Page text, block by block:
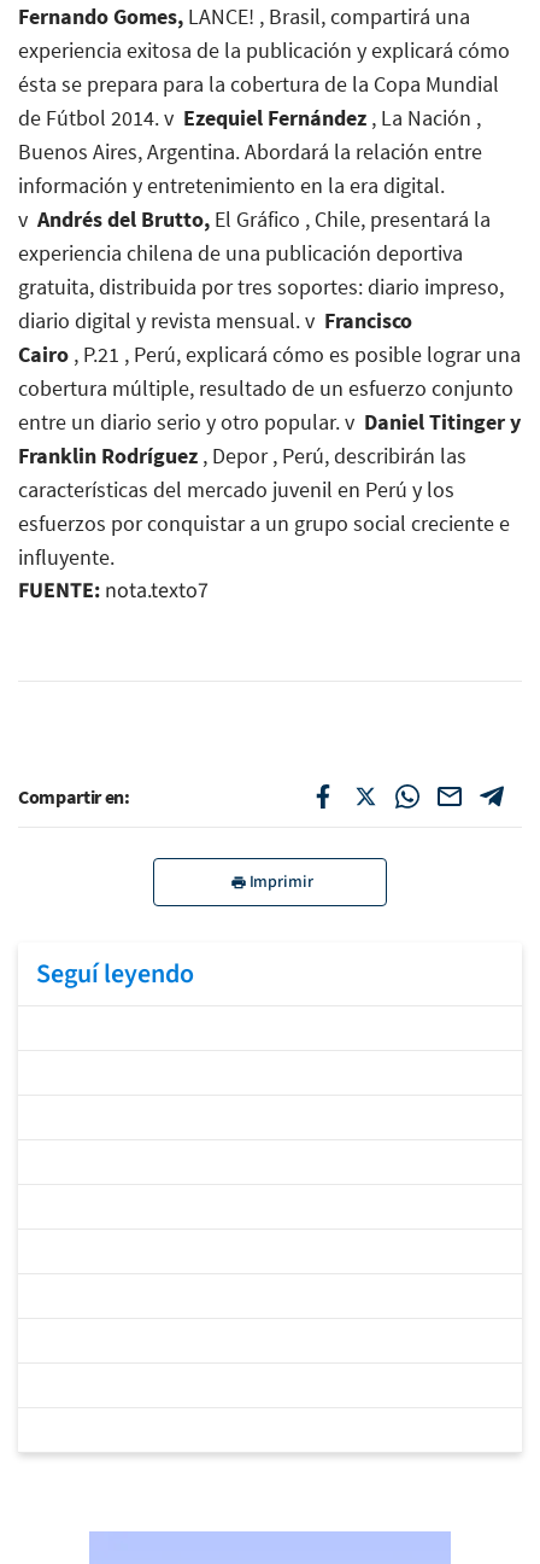
Fernando Gomes, LANCE! , Brasil, compartirá una
experiencia exitosa de la publicación y explicará cómo
ésta se prepara para la cobertura de la Copa Mundial
de Fútbol 2014. v Ezequiel Fernández , La Nación ,
Buenos Aires, Argentina. Abordará la relación entre
información y entretenimiento en la era digital.
v Andrés del Brutto, El Gráfico , Chile, presentará la
experiencia chilena de una publicación deportiva
gratuita, distribuida por tres soportes: diario impreso,
diario digital y revista mensual. v Francisco
Cairo , P.21 , Perú, explicará cómo es posible lograr una
cobertura múltiple, resultado de un esfuerzo conjunto
entre un diario serio y otro popular. v Daniel Titinger y
Franklin Rodríguez , Depor, Perú, describirán las
características del mercado juvenil en Perú y los
esfuerzos por conquistar a un grupo social creciente e
influyente.
FUENTE: nota.texto7
Compartir en:
Imprimir
Seguí leyendo